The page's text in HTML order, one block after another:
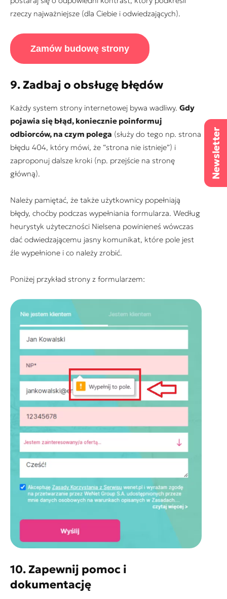
rzeczy najważniejsze (dla Ciebie i odwiedzających).
Zamów budowę strony
9. Zadbaj o obsługę błędów
Każdy system strony internetowej bywa wadliwy. Gdy
pojawia się błąd, koniecznie poinformuj
odbiorców, na czym polega (służy do tego np. strona
błędu 404, który mówi, że “strona nie istnieje”) i
zaproponuj dalsze kroki (np. przejście na stronę
główną).
Należy pamiętać, że także użytkownicy popełniają
błędy, choćby podczas wypełniania formularza. Według
heurystyk użyteczności Nielsena powinieneś wówczas
dać odwiedzającemu jasny komunikat, które pole jest
źle wypełnione i co należy zrobić.
Poniżej przykład strony z formularzem:
10. Zapewnij pomoc i
dokumentację